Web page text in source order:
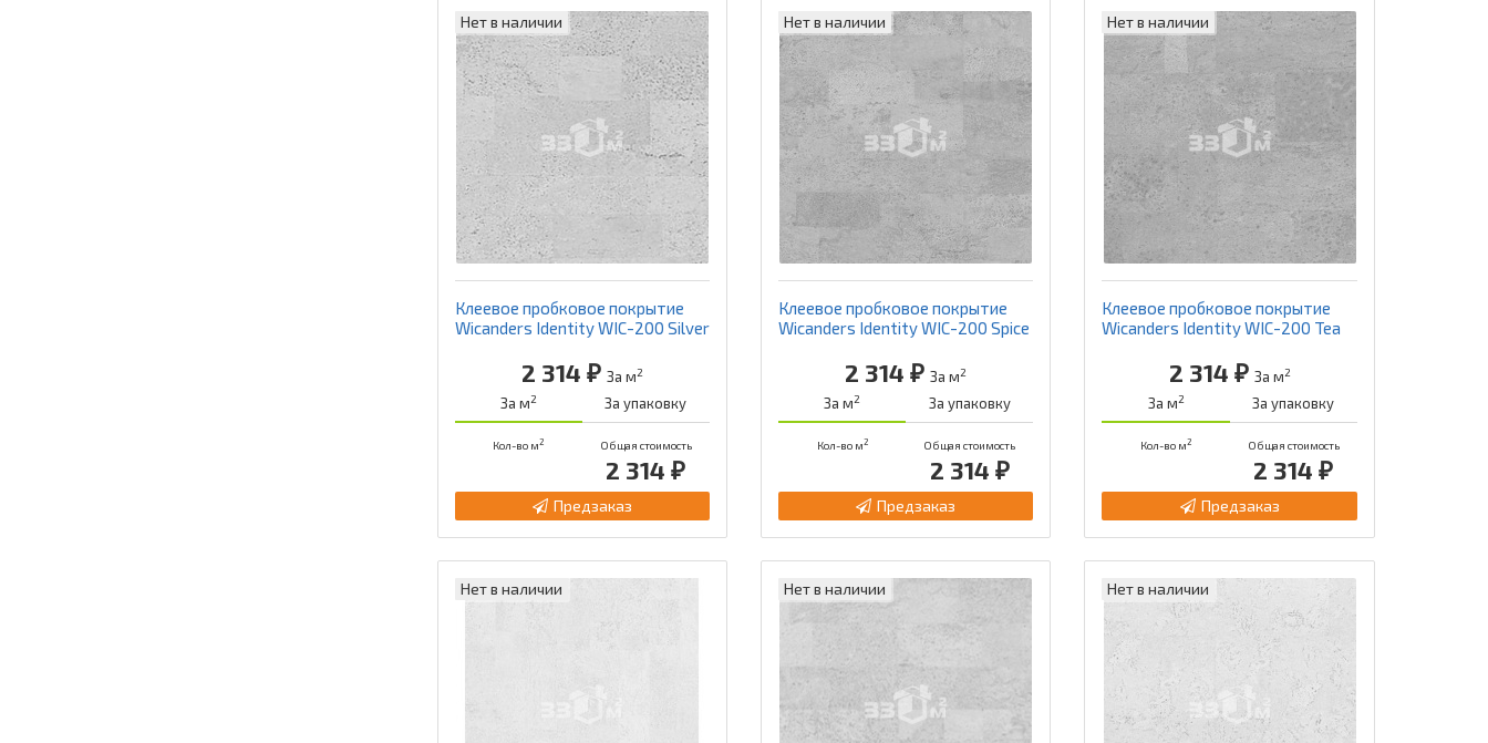
Нет в наличии
Клеевое пробковое покрытие
Wicanders Identity WIC-200 Silver
2 314 ₽ За м2
За м2 За упаковку
Кол-во м2 Общая стоимость
2 314 ₽
Предзаказ
Нет в наличии
Клеевое пробковое покрытие
Wicanders Identity WIC-200 Spice
2 314 ₽За м2
За м2 За упаковку
Кол-во м2 Общая стоимость
2 314 ₽
Предзаказ
Нет в наличии
Клеевое пробковое покрытие
Wicanders Identity WIC-200 Tea
2 314 ₽ За м2
За м2 За упаковку
Кол-во м2 Общая стоимость
2 314 ₽
Предзаказ
Нет в наличии Нет в наличии Нет в наличии